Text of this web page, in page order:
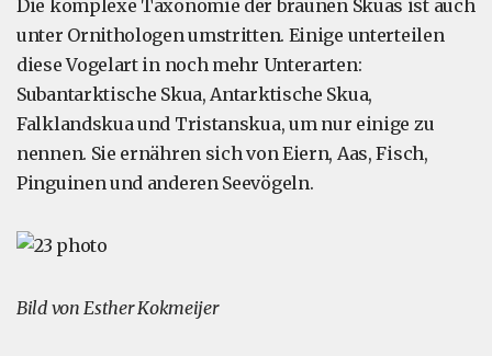
Die komplexe Taxonomie der braunen Skuas ist auch
unter Ornithologen umstritten. Einige unterteilen
diese Vogelart in noch mehr Unterarten:
Subantarktische Skua, Antarktische Skua,
Falklandskua und Tristanskua, um nur einige zu
nennen. Sie ernähren sich von Eiern, Aas, Fisch,
Pinguinen und anderen Seevögeln.
Bild von Esther Kokmeijer